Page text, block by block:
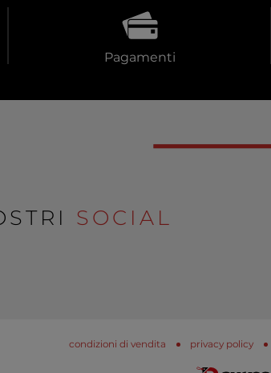
Pagamenti
SOCIAL
condizioni di vendita privacy policy